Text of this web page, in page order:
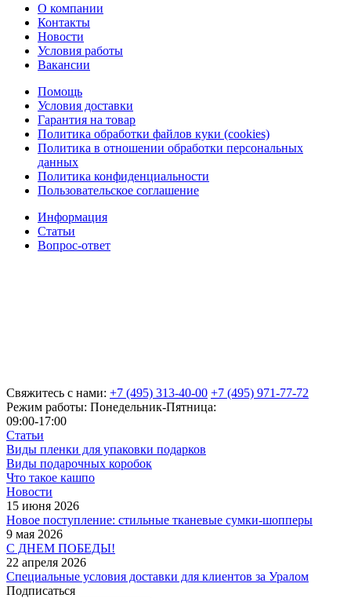
О компании
Контакты
Новости
Условия работы
Вакансии
Помощь
Условия доставки
Гарантия на товар
Политика обработки файлов куки (cookies)
Политика в отношении обработки персональных
данных
Политика конфиденциальности
Пользовательское соглашение
Информация
Статьи
Вопрос-ответ
Свяжитесь с нами: +7 (495) 313-40-00 +7 (495) 971-77-72
Режим работы: Понедельник-Пятница:
09:00-17:00
Статьи
Виды пленки для упаковки подарков
Виды подарочных коробок
Что такое кашпо
Новости
15 июня 2026
Новое поступление: стильные тканевые сумки-шопперы
9 мая 2026
С ДНЕМ ПОБЕДЫ!
22 апреля 2026
Специальные условия доставки для клиентов за Уралом
Подписаться